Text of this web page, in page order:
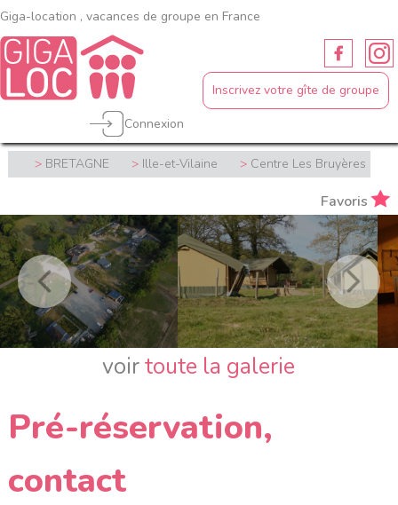
Giga-location , vacances de groupe en France
Inscrivez votre gîte de groupe
Connexion
BRETAGNE Ille-et-Vilaine Centre Les Bruyères
Favoris
voirtoute la galerie
Pré-réservation,
contact